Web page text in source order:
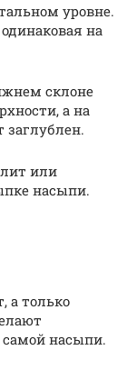
уровне.
на
склоне
а на
заглублен.
или
насыпи.
а только
насыпи.